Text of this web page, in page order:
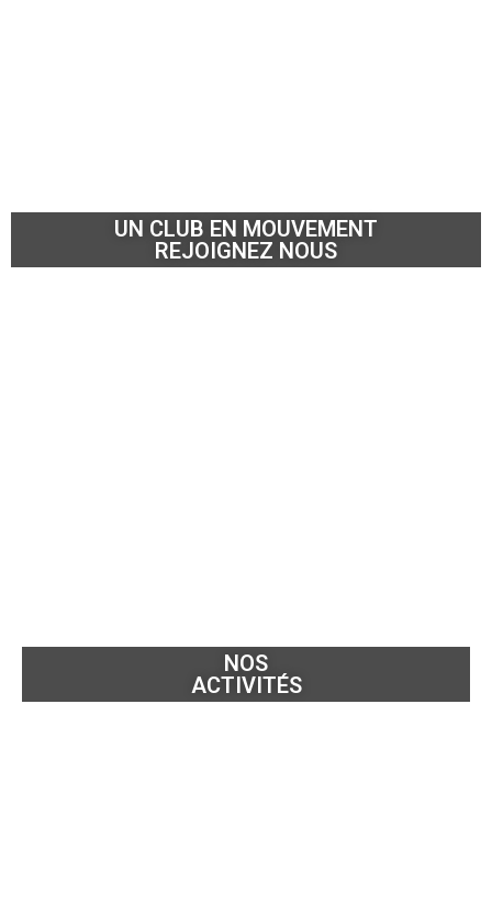
UN CLUB EN MOUVEMENT
REJOIGNEZ NOUS
NOS
ACTIVITÉS